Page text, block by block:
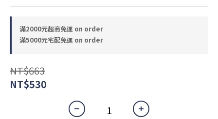
滿2000元超商免運 on order
滿5000元宅配免運 on order
NT$663
NT$530